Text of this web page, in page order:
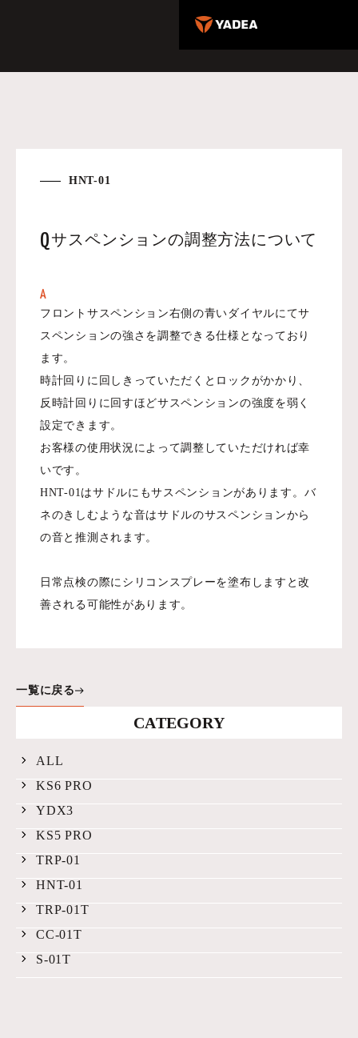
CATEGORY
ALL
KS6 PRO
YDX3
KS5 PRO
TRP-01
HNT-01
TRP-01T
CC-01T
S-01T
HNT-01
Qサスペンションの調整方法について
A
フロントサスペンション右側の青いダイヤルにてサ
スペンションの強さを調整できる仕様となっており
ます。
時計回りに回しきっていただくとロックがかかり、
反時計回りに回すほどサスペンションの強度を弱く
設定できます。
お客様の使用状況によって調整していただければ幸
いです。
HNT-01はサドルにもサスペンションがあります。バ
ネのきしむような音はサドルのサスペンションから
の音と推測されます。
日常点検の際にシリコンスプレーを塗布しますと改
善される可能性があります。
一覧に戻る